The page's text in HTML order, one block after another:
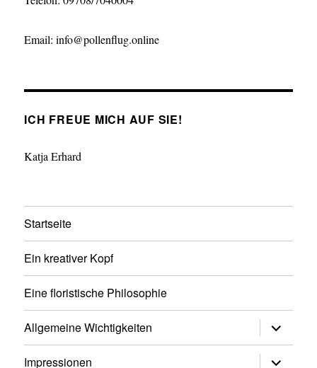
Email: info@pollenflug.online
ICH FREUE MICH AUF SIE!
Katja Erhard
Startseite
Ein kreativer Kopf
Eine floristische Philosophie
Allgemeine Wichtigkeiten
anzeigen
Impressionen